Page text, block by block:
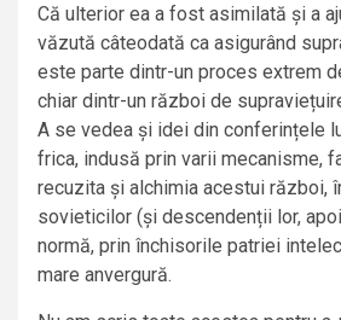
Că ulterior ea a fost asimilată și a
văzută câteodată ca asigurând
este parte dintr-un proces extrem
chiar dintr-un război de
A se vedea și idei din conferințele
frica, indusă prin varii mecanisme,
recuzita și alchimia acestui război,
sovieticilor (și descendenții lor,
normă, prin închisorile patriei
mare anvergură.